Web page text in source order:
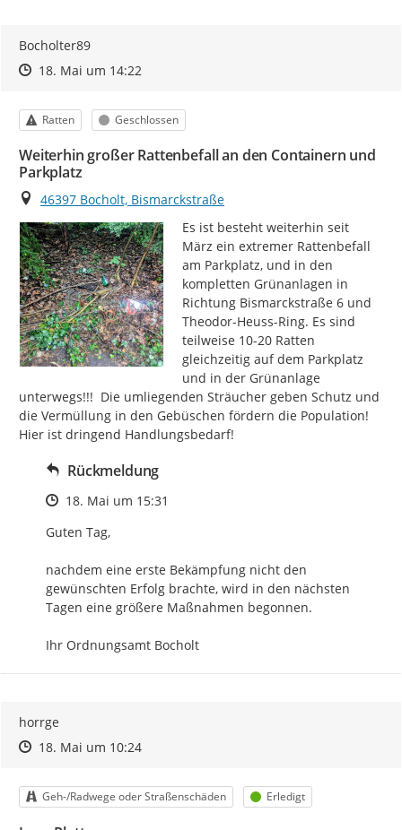
Bocholter89
Zeitpunkt des Erstellens
Zeitpunkt des Erstellens
18. Mai um 14:22Zur Äußerung
Kategorie
Ratten Status
Geschlossen
Weiterhin großer Rattenbefall an den Containern und
Parkplatz
Ort
46397 Bocholt, Bismarckstraße
Es ist besteht weiterhin seit
März ein extremer Rattenbefall
am Parkplatz, und in den
kompletten Grünanlagen in
Richtung Bismarckstraße 6 und
Theodor-Heuss-Ring. Es sind
teilweise 10-20 Ratten
gleichzeitig auf dem Parkplatz
und in der Grünanlage
unterwegs!!!  Die umliegenden Sträucher geben Schutz und
die Vermüllung in den Gebüschen fördern die Population!
Hier ist dringend Handlungsbedarf!
Rückmeldung
Zeitpunkt des Erstellens
18. Mai um 15:31
Guten Tag,
nachdem eine erste Bekämpfung nicht den
gewünschten Erfolg brachte, wird in den nächsten
Tagen eine größere Maßnahmen begonnen.
Ihr Ordnungsamt Bocholt
horrge
Zeitpunkt des Erstellens
Zeitpunkt des Erstellens
18. Mai um 10:24Zur Äußerung
Kategorie
Geh-/Radwege oder Straßenschäden Status
Erledigt